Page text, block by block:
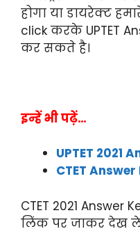
होगा या डायरेक्ट
click करके UPTET
कर सकते है।
इन्हें भी पढ़ें…
UPTET 2021
CTET
CTET 2021 Answer
लिंक पर जाकर देख